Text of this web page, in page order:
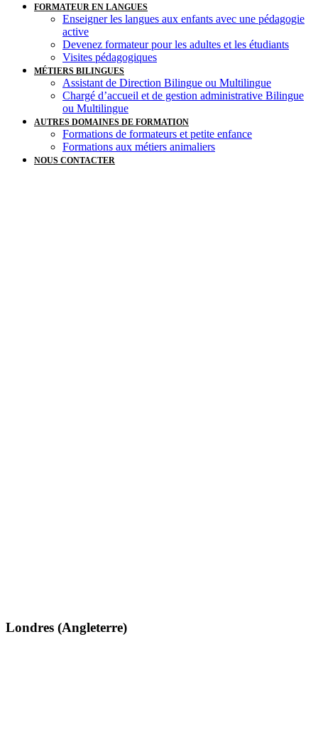
FORMATEUR EN LANGUES
Enseigner les langues aux enfants avec une pédagogie
active
Devenez formateur pour les adultes et les étudiants
Visites pédagogiques
MÉTIERS BILINGUES
Assistant de Direction Bilingue ou Multilingue
Chargé d’accueil et de gestion administrative Bilingue
ou Multilingue
AUTRES DOMAINES DE FORMATION
Formations de formateurs et petite enfance
Formations aux métiers animaliers
NOUS CONTACTER
Londres (Angleterre)